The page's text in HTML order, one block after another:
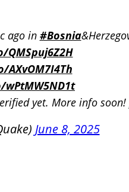
ago in #Bosnia
yet. More info soon!
June 8, 2025